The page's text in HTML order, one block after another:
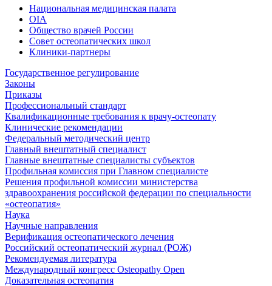
Национальная медицинская палата
OIA
Общество врачей России
Совет остеопатических школ
Клиники-партнеры
Государственное регулирование
Законы
Приказы
Профессиональный стандарт
Квалификационные требования к врачу-остеопату
Клинические рекомендации
Федеральный методический центр
Главный внештатный специалист
Главные внештатные специалисты субъектов
Профильная комиссия при Главном специалисте
Решения профильной комиссии министерства
здравоохранения российской федерации по специальности
«остеопатия»
Наука
Научные направления
Верификация остеопатического лечения
Российский остеопатический журнал (РОЖ)
Рекомендуемая литература
Международный конгресс Osteopathy Open
Доказательная остеопатия